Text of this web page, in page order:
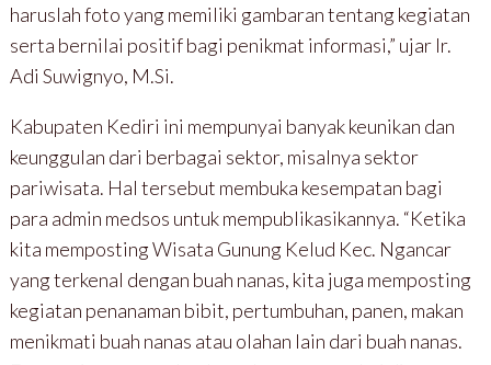
haruslah foto yang memiliki gambaran tentang kegiatan
serta bernilai positif bagi penikmat informasi,” ujar Ir.
Adi Suwignyo, M.Si.
Kabupaten Kediri ini mempunyai banyak keunikan dan
keunggulan dari berbagai sektor, misalnya sektor
pariwisata. Hal tersebut membuka kesempatan bagi
para admin medsos untuk mempublikasikannya. “Ketika
kita memposting Wisata Gunung Kelud Kec. Ngancar
yang terkenal dengan buah nanas, kita juga memposting
kegiatan penanaman bibit, pertumbuhan, panen, makan
menikmati buah nanas atau olahan lain dari buah nanas.